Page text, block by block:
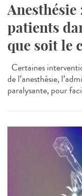
patients
que soit le
Certaines
de l’anesthésie,
paralysante, pour